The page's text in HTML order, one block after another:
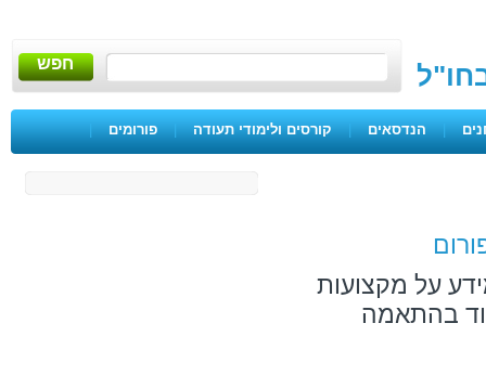
חפש
| הנדסאים | קורסים ולימודי תעודה | פורומים |
על מקצועות
בהתאמה